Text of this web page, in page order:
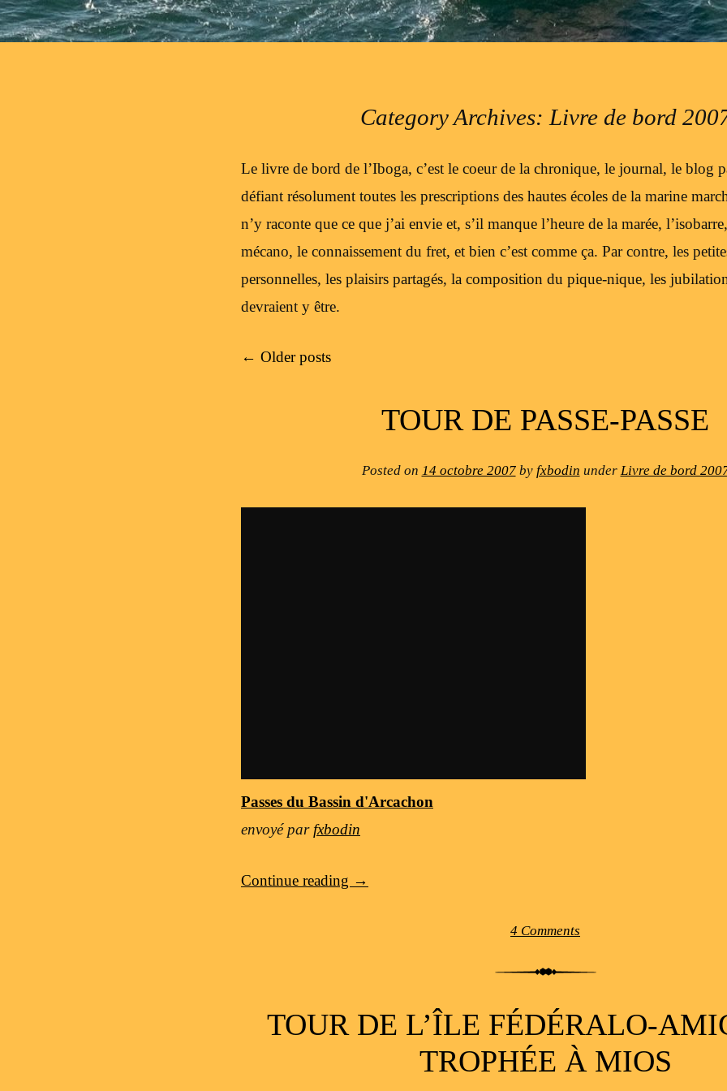
Category Archives: Livre de bord
Le livre de bord de l’Iboga, c’est le coeur de la chronique, le journal, le blog
défiant résolument toutes les prescriptions des hautes écoles de la marine
n’y raconte que ce que j’ai envie et, s’il manque l’heure de la marée,
mécano, le connaissement du fret, et bien c’est comme ça. Par contre, les
personnelles, les plaisirs partagés, la composition du pique-nique, les
devraient y être.
Post navigation
← Older posts
TOUR DE PASSE-PASSE
Posted on 14 octobre 2007by fxbodin under Livre de bord
Passes du Bassin d'Arcachon
envoyé par fxbodin
Continue reading →
4 Comments
TOUR DE L’ÎLE FÉDÉRALO-
TROPHÉE À MIOS